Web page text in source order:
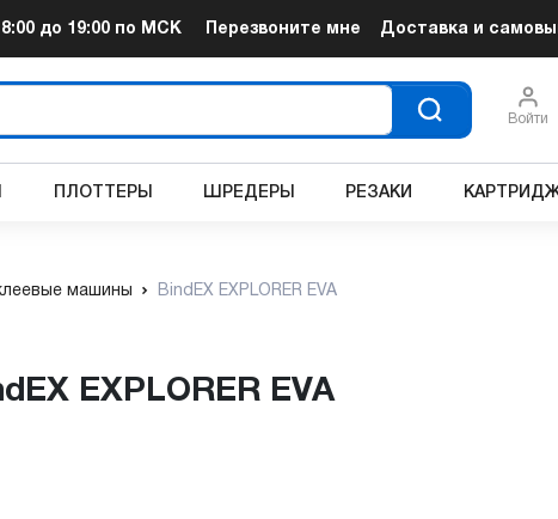
до 19:00 по МСК Перезвоните мне Доставка и
Войти
ПЛОТТЕРЫ ШРЕДЕРЫ РЕЗАКИ
машины BindEX EXPLORER EVA
EXPLORER EVA